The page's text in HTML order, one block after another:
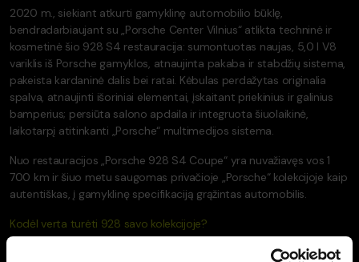
2020 m., siekiant atkurti gamyklinę automobilio būklę,
bendradarbiaujant su „Porsche Center Vilnius“ atlikta techninė ir
kosmetinė šio 928 S4 restauracija: sumontuotas naujas, 5,0 l V8
variklis iš Porsche gamyklos, atnaujinta pakaba ir stabdžių sistema,
pakeista kardaninė dalis bei ratai. Kėbulas perdažytas originalia
spalva, atnaujinti išoriniai elementai, įskaitant priekinius ir galinius
bamperius; persiūta salono apdaila ir integruota šiuolaikinė,
laikotarpį atitinkanti „Porsche“ multimedijos sistema.
Nuo restauracijos „Porsche 928 S4 Coupe“ yra nuvažiavęs vos 1
700 km ir šiuo metu saugomas privačioje „Porsche“ kolekcijoje kaip
autentiškas, į gamyklinę specifikaciją grąžintas automobilis.
Kodėl verta turėti 928 savo kolekcijoje?
Šis „Porsche 928 S4 Coupe“ nėra tik dar vienas egzempliorius